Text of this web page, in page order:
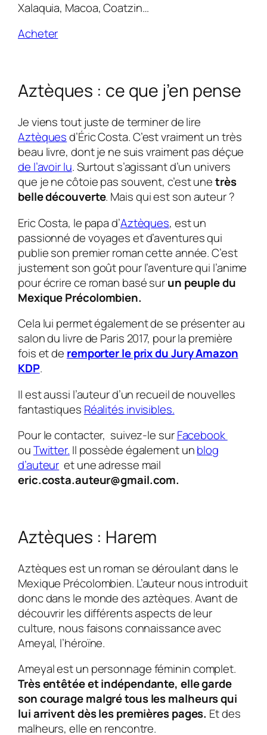
Xalaquia, Macoa, Coatzin…
Acheter
Aztèques : ce que j’en pense
Je viens tout juste de terminer de lire
Aztèquesd’Éric Costa. C’est vraiment un très
beau livre, dont je ne suis vraiment pas déçue
de l’avoir lu. Surtout s’agissant d’un univers
que je ne côtoie pas souvent, c’est unetrès
belle découverte. Mais qui est son auteur ?
Eric Costa, le papa d’Aztèques, est un
passionné de voyages et d’aventures qui
publie son premier roman cette année. C’est
justement son goût pour l’aventure qui l’anime
pour écrire ce roman basé surun peuple du
Mexique Précolombien.
Cela lui permet également de se présenter au
salon du livre de Paris 2017, pour la première
fois et de remporter le prix du Jury Amazon
KDP.
Il est aussi l’auteur d’un recueil de nouvelles
fantastiques Réalités invisibles.
Pour le contacter, suivez-le surFacebook
ouTwitter. Il possède également unblog
d’auteur et une adresse mail
eric.costa.auteur@gmail.com.
Aztèques : Harem
Aztèquesest un roman se déroulant dans le
Mexique Précolombien. L’auteur nous introduit
donc dans le monde des aztèques. Avant de
découvrir les différents aspects de leur
culture, nous faisons connaissance avec
Ameyal, l’héroïne.
Ameyalest un personnage féminin complet.
Très entêtée et indépendante, elle garde
son courage malgré tous les malheurs qui
lui arrivent dès les premières pages. Et des
malheurs, elle en rencontre.